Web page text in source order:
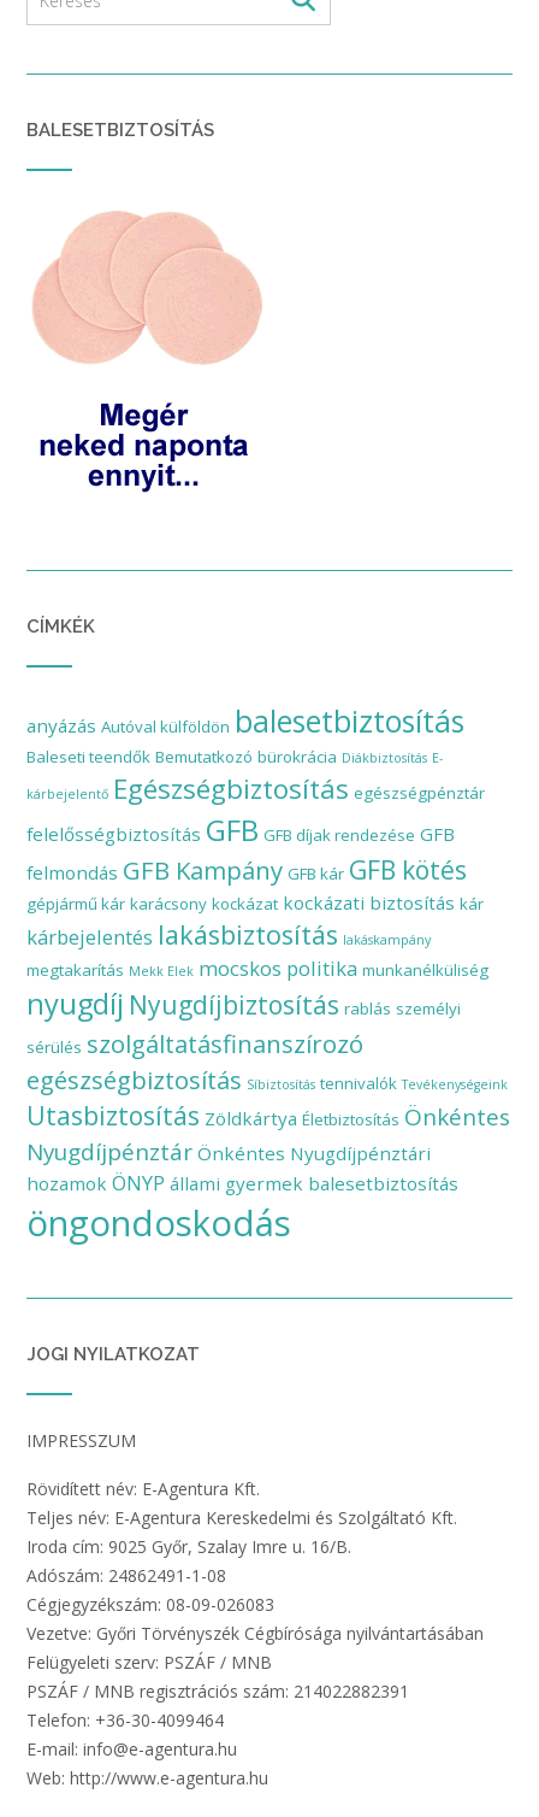
BALESETBIZTOSÍTÁS
CÍMKÉK
anyázás Autóval külföldön balesetbiztosítás
Baleseti teendők Bemutatkozó bürokrácia Diákbiztosítás E-
kárbejelentő Egészségbiztosítás egészségpénztár
felelősségbiztosítás GFB GFB díjak rendezése GFB
felmondás GFB Kampány GFB kár GFB kötés
gépjármű kár karácsony kockázat kockázati biztosítás kár
kárbejelentés lakásbiztosítás lakáskampány
megtakarítás Mekk Elek mocskos politika munkanélküliség
nyugdíj Nyugdíjbiztosítás rablás személyi
sérülés szolgáltatásfinanszírozó
egészségbiztosítás Síbiztosítás tennivalók Tevékenységeink
Utasbiztosítás Zöldkártya Életbiztosítás Önkéntes
Nyugdíjpénztár Önkéntes Nyugdíjpénztári
hozamok ÖNYP állami gyermek balesetbiztosítás
öngondoskodás
JOGI NYILATKOZAT
IMPRESSZUM
Rövidített név: E-Agentura Kft.
Teljes név: E-Agentura Kereskedelmi és Szolgáltató Kft.
Iroda cím: 9025 Győr, Szalay Imre u. 16/B.
Adószám: 24862491-1-08
Cégjegyzékszám: 08-09-026083
Vezetve: Győri Törvényszék Cégbírósága nyilvántartásában
Felügyeleti szerv: PSZÁF / MNB
PSZÁF / MNB regisztrációs szám: 214022882391
Telefon: +36-30-4099464
E-mail: info@e-agentura.hu
Web: http://www.e-agentura.hu